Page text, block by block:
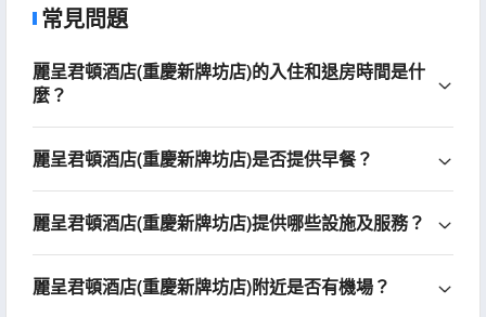
常見問題
麗呈君頓酒店(重慶新牌坊店)的入住和退房時間是什
麼？
麗呈君頓酒店(重慶新牌坊店)是否提供早餐？
麗呈君頓酒店(重慶新牌坊店)提供哪些設施及服務？
麗呈君頓酒店(重慶新牌坊店)附近是否有機場？